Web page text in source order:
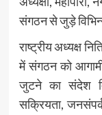
संगठन से जुड़े
राष्ट्रीय अध्यक्ष
में संगठन को
जुटने का संदेश
सक्रियता,